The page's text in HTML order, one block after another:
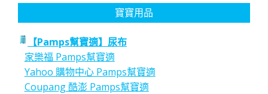
寶寶用品
【Pamps幫寶適】尿布
家樂福 Pamps幫寶適
Yahoo 購物中心 Pamps幫寶適
Coupang 酷澎 Pamps幫寶適